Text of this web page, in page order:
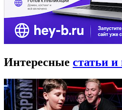
Интересные статьи